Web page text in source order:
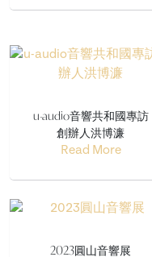
u-audio音響共和國專訪
創辦人洪博濂
Read More
2023圓山音響展